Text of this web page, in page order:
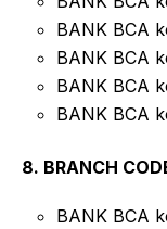
BANK BCA
BANK BCA
BANK BCA
BANK BCA
8. BRANCH
BANK BCA